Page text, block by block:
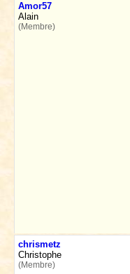
Amor57
Alain
(Membre)
chrismetz
Christophe
(Membre)